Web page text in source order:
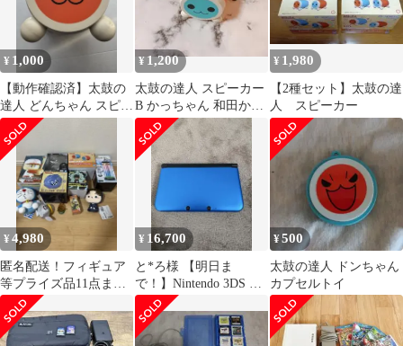
¥ 1,000
【動作確認済】太鼓の
達人 どんちゃん スピー
カー コード付き
¥ 1,200
太鼓の達人 スピーカー
B かっちゃん 和田かつ
プライズ 非売品
¥ 1,980
【2種セット】太鼓の達
人 スピーカー
¥4,980
匿名配送！フィギュア
等プライズ品11点まと
め売り！ドラクエ、ド
ラえもん等
¥ 16,700
と*ろ様 【明日ま
で！】Nintendo 3DS LL
本体 ブルー＆ブラック
¥500
太鼓の達人 ドンちゃん
カプセルトイ